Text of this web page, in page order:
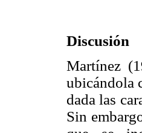
Discusión
Martínez
ubicándola
dada las
Sin